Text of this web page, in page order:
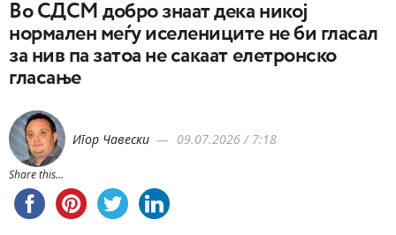
Во СДСМ добро знаат дека никој
нормален меѓу иселениците не би гласал
за нив па затоа не сакаат елетронско
гласање
Игор Чавески 09.07.2026 / 7:18
Share this...